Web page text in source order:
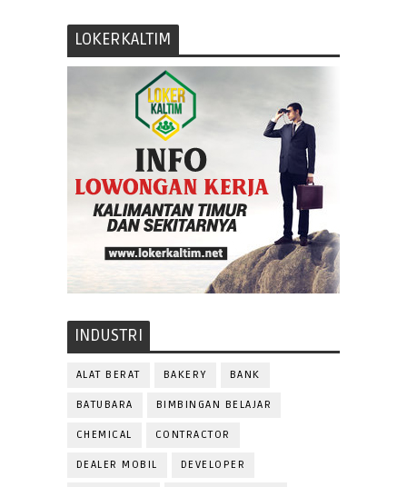
LOKERKALTIM
INDUSTRI
ALAT BERAT BAKERY BANK
BATUBARA BIMBINGAN BELAJAR
CHEMICAL CONTRACTOR
DEALER MOBIL DEVELOPER